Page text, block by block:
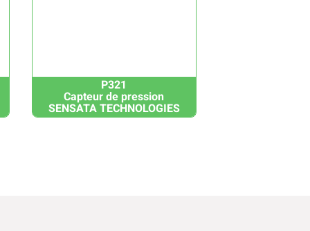
P321
Capteur de pression
SENSATA TECHNOLOGIES